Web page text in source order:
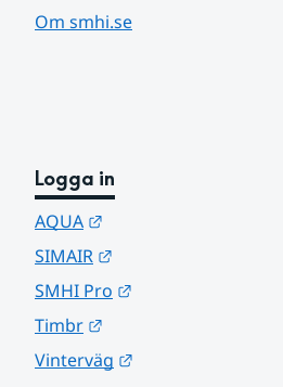
Om smhi.se
Logga in
AQUA
SIMAIR
SMHI Pro
Timbr
Vinterväg